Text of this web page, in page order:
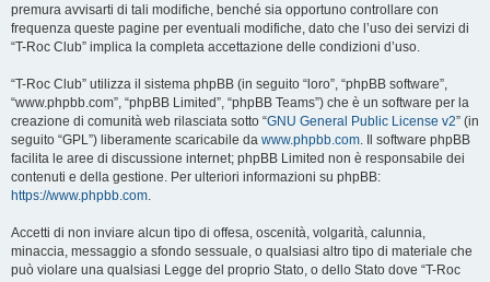
premura avvisarti di tali modifiche, benché sia opportuno controllare con
frequenza queste pagine per eventuali modifiche, dato che l’uso dei servizi di
“T-Roc Club” implica la completa accettazione delle condizioni d’uso.
“T-Roc Club” utilizza il sistema phpBB (in seguito “loro”, “phpBB software”,
“www.phpbb.com”, “phpBB Limited”, “phpBB Teams”) che è un software per la
creazione di comunità web rilasciata sotto “GNU General Public License v2” (in
seguito “GPL”) liberamente scaricabile da www.phpbb.com. Il software phpBB
facilita le aree di discussione internet; phpBB Limited non è responsabile dei
contenuti e della gestione. Per ulteriori informazioni su phpBB:
https://www.phpbb.com.
Accetti di non inviare alcun tipo di offesa, oscenità, volgarità, calunnia,
minaccia, messaggio a sfondo sessuale, o qualsiasi altro tipo di materiale che
può violare una qualsiasi Legge del proprio Stato, o dello Stato dove “T-Roc